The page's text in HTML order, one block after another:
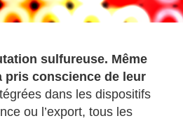
sulfureuse. Même
pris conscience de leur
dans les dispositifs
ou l’export, tous les